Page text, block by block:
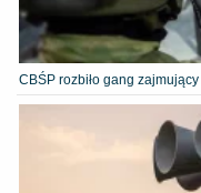
CBŚP rozbiło gang